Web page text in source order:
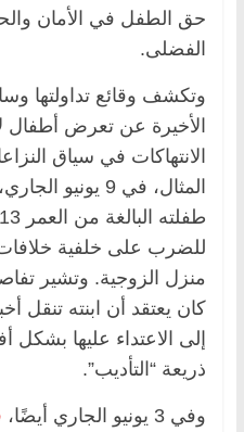
حق الطفل في الأمان
الفضلى.
وتكشف وقائع تداولتها
الأخيرة عن تعرض أطفال
الانتهاكات في سياق
المثال، في 9 يونيو الجاري،
للضرب على خلفية خلافات
منزل الزوجية. وتشير
كان يعتقد أن ابنته تنقل
إلى الاعتداء عليها
ذريعة “التأديب”.
وفي 3 يونيو الجاري أيضًا،